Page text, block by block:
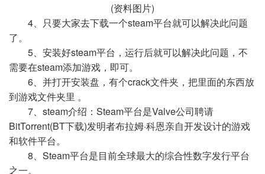
(资料图片)
4、只要大家去下载一个steam平台就可以解决此问题
了。
5、安装好steam平台，运行后就可以解决此问题，不
需要在steam添加游戏，即可。
6、并打开安装盘，有个crack文件夹，把里面的东西放
到游戏文件夹里 。
7、steam介绍：Steam平台是Valve公司聘请
BitTorrent(BT下载)发明者布拉姆·科恩亲自开发设计的游戏
和软件平台。
8、Steam平台是目前全球最大的综合性数字发行平台
之一。